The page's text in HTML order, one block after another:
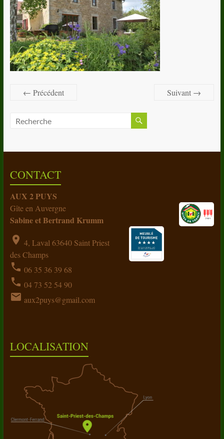
← Précédent Suivant →
CONTACT
AUX 2 PUYS
Gîte en Auvergne
Sabine et Bertrand Krumm
location_on 4, Laval 63640 Saint Priest
des Champs
phone 06 35 36 39 68
phone 04 73 52 54 90
email aux2puys@gmail.com
LOCALISATION